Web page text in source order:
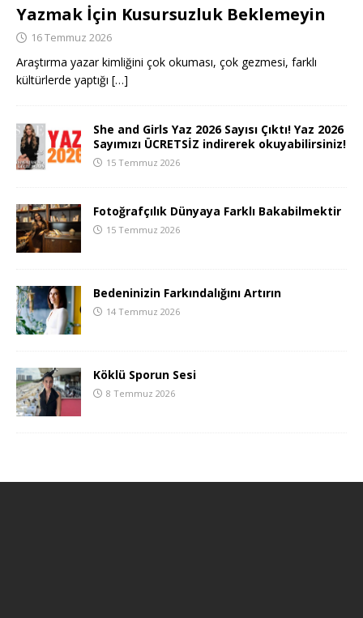
Yazmak İçin Kusursuzluk Beklemeyin
16 Temmuz 2026
Araştırma yazar kimliğini çok okuması, çok gezmesi, farklı
kültürlerde yaptığı […]
She and Girls Yaz 2026 Sayısı Çıktı! Yaz 2026
Sayımızı ÜCRETSİZ indirerek okuyabilirsiniz!
15 Temmuz 2026
Fotoğrafçılık Dünyaya Farklı Bakabilmektir
15 Temmuz 2026
Bedeninizin Farkındalığını Artırın
14 Temmuz 2026
Köklü Sporun Sesi
8 Temmuz 2026